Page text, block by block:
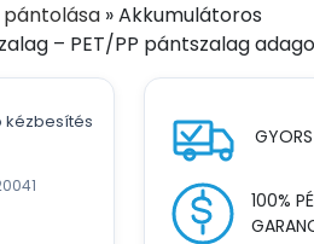
pántolása »Akkumulátoros
– PET/PP pántszalag
kézbesítés
100%